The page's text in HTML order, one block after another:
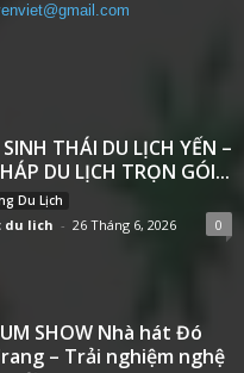
SINH THÁI DU LỊCH YẾN –
DU LỊCH TRỌN GÓI...
Du Lịch
du lich - 26 Tháng 6, 2026 0
SHOW Nhà hát Đó
– Trải nghiệm nghệ